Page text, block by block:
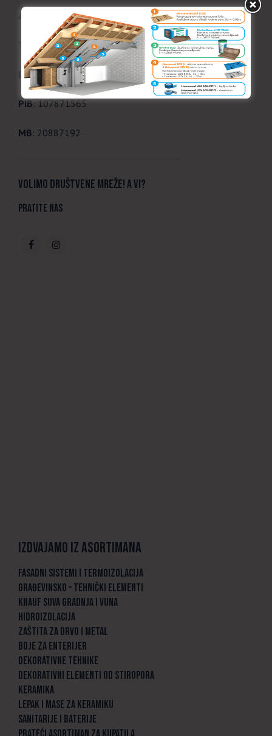
Adresa : Jabučki put 235A, Pančevo
Telefon: 064 173 1773, 013 2583077
Email: office@marko-pan.co.rs
PIB: 107871565
MB: 20887192
Volimo društvene mreže! A vi?
Pratite nas
Izdvajamo iz asortimana
FASADNI SISTEMI I TERMOIZOLACIJA
GRAĐEVINSKO – TEHNIČKI ELEMENTI
KNAUF SUVA GRADNJA I VUNA
HIDROIZOLACIJA
ZAŠTITA ZA DRVO I METAL
BOJE ZA ENTERIJER
DEKORATIVNE TEHNIKE
DEKORATIVNI ELEMENTI OD STIROPORA
KERAMIKA
LEPAK I MASE ZA KERAMIKU
SANITARIJE I BATERIJE